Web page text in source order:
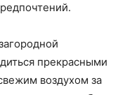
прекрасными
воздухом за